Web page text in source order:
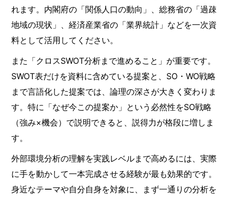
れます。内閣府の「関係人口の動向」、総務省の「過疎
地域の現状」、経済産業省の「業界統計」などを一次資
料として活用してください。
また「クロスSWOT分析まで進めること」が重要です。
SWOT表だけを資料に含めている提案と、SO・WO戦略
まで言語化した提案では、論理の深さが大きく変わりま
す。特に「なぜ今この提案か」という必然性をSO戦略
（強み×機会）で説明できると、説得力が格段に増しま
す。
外部環境分析の理解を実践レベルまで高めるには、実際
に手を動かして一本完成させる経験が最も効果的です。
身近なテーマや自分自身を対象に、まず一通りの分析を